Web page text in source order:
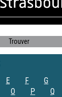
E F G
O P Q